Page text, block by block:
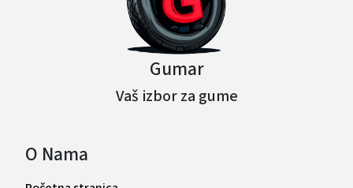
Gumar
Vaš izbor za gume
O Nama